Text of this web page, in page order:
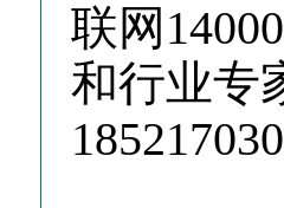
联网
和行业专